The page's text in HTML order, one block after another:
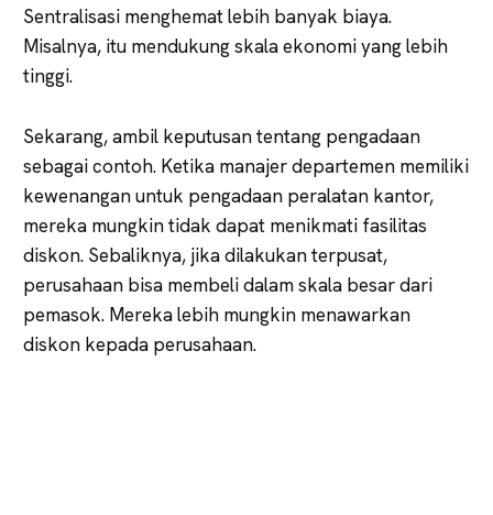
Sentralisasi menghemat lebih banyak biaya.
Misalnya, itu mendukung skala ekonomi yang lebih
tinggi.
Sekarang, ambil keputusan tentang pengadaan
sebagai contoh. Ketika manajer departemen memiliki
kewenangan untuk pengadaan peralatan kantor,
mereka mungkin tidak dapat menikmati fasilitas
diskon. Sebaliknya, jika dilakukan terpusat,
perusahaan bisa membeli dalam skala besar dari
pemasok. Mereka lebih mungkin menawarkan
diskon kepada perusahaan.